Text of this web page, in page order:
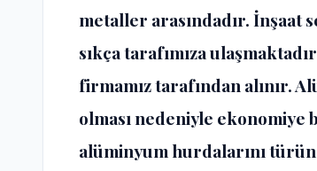
metaller arasındadır. İnşaat
sıkça tarafımıza
firmamız tarafından alınır.
olması nedeniyle ekonomiye
alüminyum hurdalarını